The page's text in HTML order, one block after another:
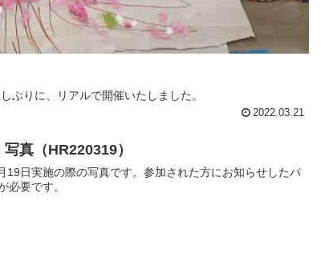
ぶりに、リアルで開催いたしました。
2022.03.21
真（HR220319）
19日実施の際の写真です。参加された方にお知らせしたパ
必要です。